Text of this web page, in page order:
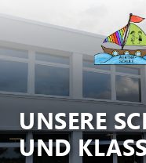
UNSERE
UND